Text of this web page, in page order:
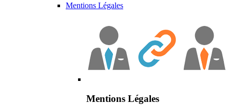
Mentions Légales
Mentions Légales